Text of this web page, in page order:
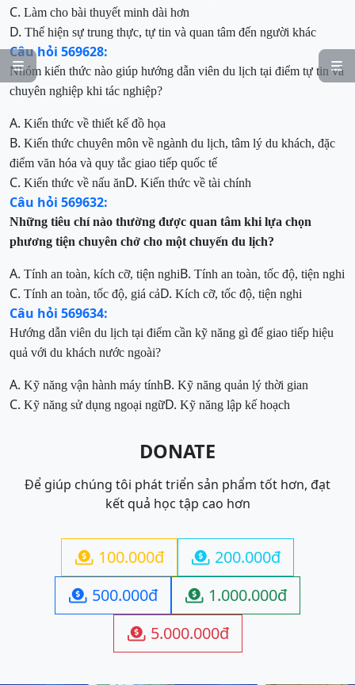


C. Làm cho bài thuyết minh dài hơn
D. Thể hiện sự trung thực, tự tin và quan tâm đến người khác
Câu hỏi 569628:
Nhóm kiến thức nào giúp hướng dẫn viên du lịch tại điểm tự tin và
chuyên nghiệp khi tác nghiệp?
A. Kiến thức về thiết kế đồ họa
B. Kiến thức chuyên môn về ngành du lịch, tâm lý du khách, đặc
điểm văn hóa và quy tắc giao tiếp quốc tế
C. Kiến thức về nấu ănD. Kiến thức về tài chính
Câu hỏi 569632:
Những tiêu chí nào thường được quan tâm khi lựa chọn
phương tiện chuyên chở cho một chuyến du lịch?
A. Tính an toàn, kích cỡ, tiện nghiB. Tính an toàn, tốc độ, tiện nghi
C. Tính an toàn, tốc độ, giá cảD. Kích cỡ, tốc độ, tiện nghi
Câu hỏi 569634:
Hướng dẫn viên du lịch tại điểm cần kỹ năng gì để giao tiếp hiệu
quả với du khách nước ngoài?
A. Kỹ năng vận hành máy tínhB. Kỹ năng quản lý thời gian
C. Kỹ năng sử dụng ngoại ngữD. Kỹ năng lập kế hoạch
DONATE
Để giúp chúng tôi phát triển sản phẩm tốt hơn, đạt
kết quả học tập cao hơn
 100.000đ  200.000đ
 500.000đ  1.000.000đ
 5.000.000đ